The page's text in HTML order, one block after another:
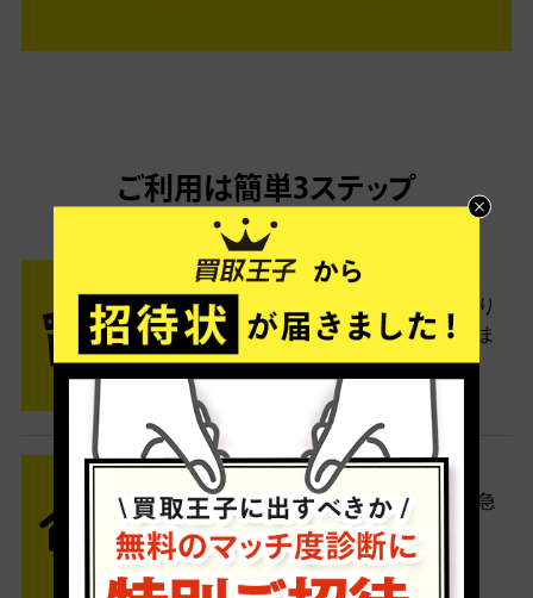
ご利用は簡単3ステップ
- FLOW -
STEP1 お申込み・梱包
ネットでお申込みしたら、箱に売り
たい商品をいろいろ詰めて梱包しま
す。
STEP2 発送
送料無料でご自宅から発送！佐川急
便がご自宅まで引き取りに伺いま
す。